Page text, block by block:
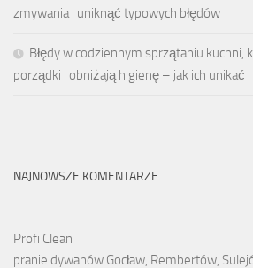
zmywania i uniknąć typowych błędów
Błędy w codziennym sprzątaniu kuchni,
porządki i obniżają higienę – jak ich unikać
NAJNOWSZE KOMENTARZE
Profi Clean
pranie dywanów Gocław, Rembertów,